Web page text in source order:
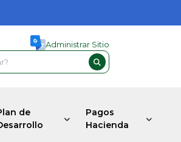
Administrar Sitio
de
Pagos
Hacienda